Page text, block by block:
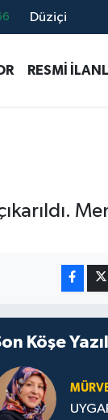
Düziçi
RESMİ
Köşe